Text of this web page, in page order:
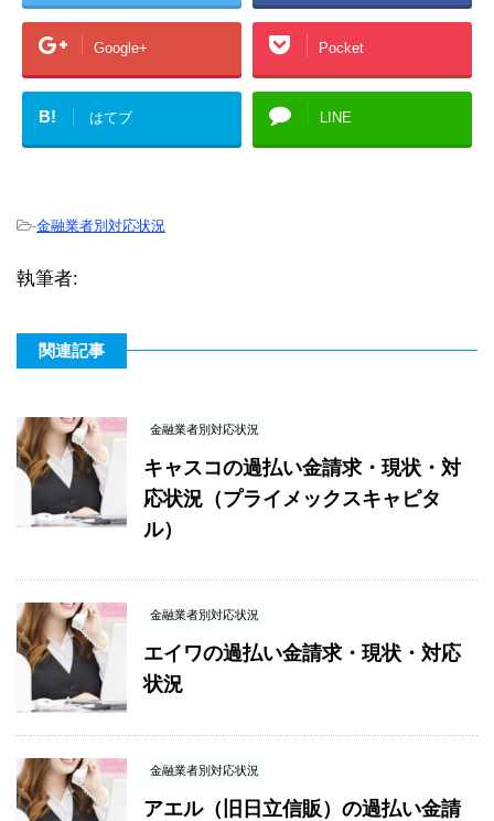
Google+ Pocket
B! はてブ LINE
-金融業者別対応状況
執筆者:
関連記事
金融業者別対応状況
キャスコの過払い金請求・現状・対
応状況（プライメックスキャピタ
ル）
金融業者別対応状況
エイワの過払い金請求・現状・対応
状況
金融業者別対応状況
アエル（旧日立信販）の過払い金請